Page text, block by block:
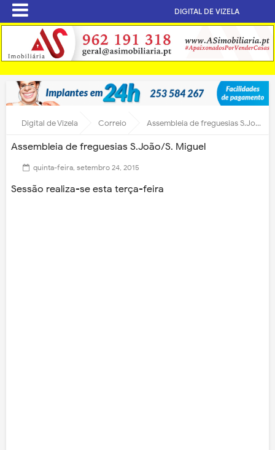
DIGITAL DE VIZELA
Digital de Vizela Correio Assembleia de freguesias S.João/S. Miguel
Assembleia de freguesias S.João/S. Miguel
quinta-feira, setembro 24, 2015
Sessão realiza-se esta terça-feira